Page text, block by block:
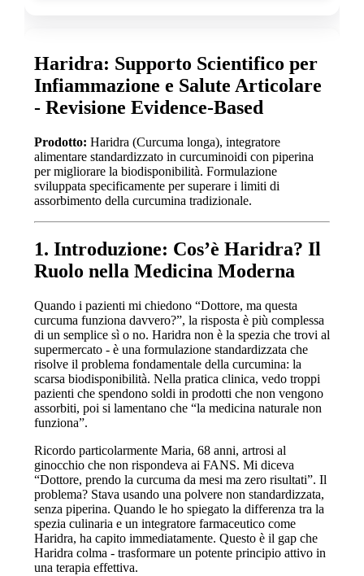
Haridra: Supporto Scientifico per
Infiammazione e Salute Articolare
- Revisione Evidence-Based
Prodotto: Haridra (Curcuma longa), integratore
alimentare standardizzato in curcuminoidi con piperina
per migliorare la biodisponibilità. Formulazione
sviluppata specificamente per superare i limiti di
assorbimento della curcumina tradizionale.
1. Introduzione: Cos’è Haridra? Il
Ruolo nella Medicina Moderna
Quando i pazienti mi chiedono “Dottore, ma questa
curcuma funziona davvero?”, la risposta è più complessa
di un semplice sì o no. Haridra non è la spezia che trovi al
supermercato - è una formulazione standardizzata che
risolve il problema fondamentale della curcumina: la
scarsa biodisponibilità. Nella pratica clinica, vedo troppi
pazienti che spendono soldi in prodotti che non vengono
assorbiti, poi si lamentano che “la medicina naturale non
funziona”.
Ricordo particolarmente Maria, 68 anni, artrosi al
ginocchio che non rispondeva ai FANS. Mi diceva
“Dottore, prendo la curcuma da mesi ma zero risultati”. Il
problema? Stava usando una polvere non standardizzata,
senza piperina. Quando le ho spiegato la differenza tra la
spezia culinaria e un integratore farmaceutico come
Haridra, ha capito immediatamente. Questo è il gap che
Haridra colma - trasformare un potente principio attivo in
una terapia effettiva.